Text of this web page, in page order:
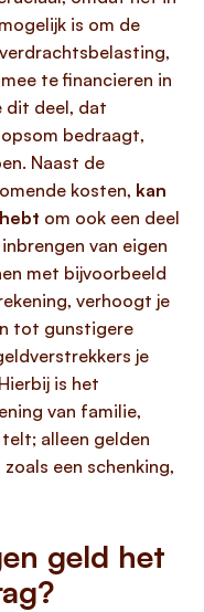
is om de
te financieren in
dit deel, dat
bedraagt,
Naast de
kosten, kan
om ook een deel
van eigen
met bijvoorbeeld
verhoogt je
tot gunstigere
je
is het
van familie,
alleen gelden
een schenking,
geld het